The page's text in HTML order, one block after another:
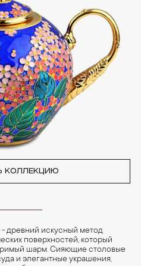
украшения в ванной комнате.
влаги, необходимо
высокую влажность плохо
и янтарь.
чистить украшения не
регулярно протирать их
КОЛЛЕКЦИЮ
древний искусный метод
поверхностей, который
шарм. Сияющие столовые
и элегантные украшения,